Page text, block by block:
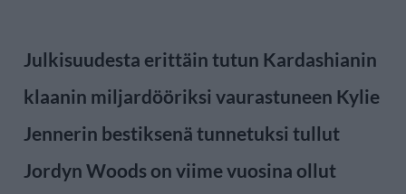
Julkisuudesta erittäin tutun Kardashianin
klaanin miljardööriksi vaurastuneen Kylie
Jennerin bestiksenä tunnetuksi tullut
Jordyn Woods on viime vuosina ollut